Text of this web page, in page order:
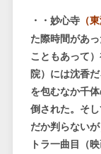
・・妙心寺（東
た際時間があ
こともあって
院）には沈香
を包むなか千
倒された。そ
だか判らない
トラ一曲目（